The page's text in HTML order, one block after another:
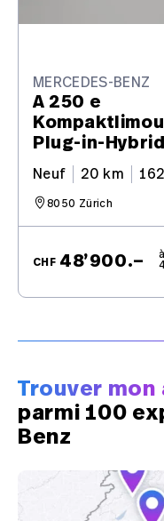
MERCEDES-BENZ
A 250 e
Plug-in-
Neuf 20 km
8050 Zürich
CHF 48’900.–
Trouver mon
parmi 100
Benz